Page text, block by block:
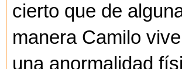
cierto que de
manera Camilo
una anormalidad